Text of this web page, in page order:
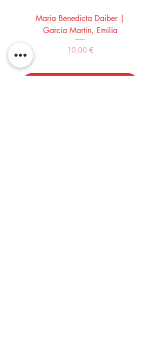
Maria Benedicta Daiber |
Garcia Martin, Emilia
Precio
10,00 €